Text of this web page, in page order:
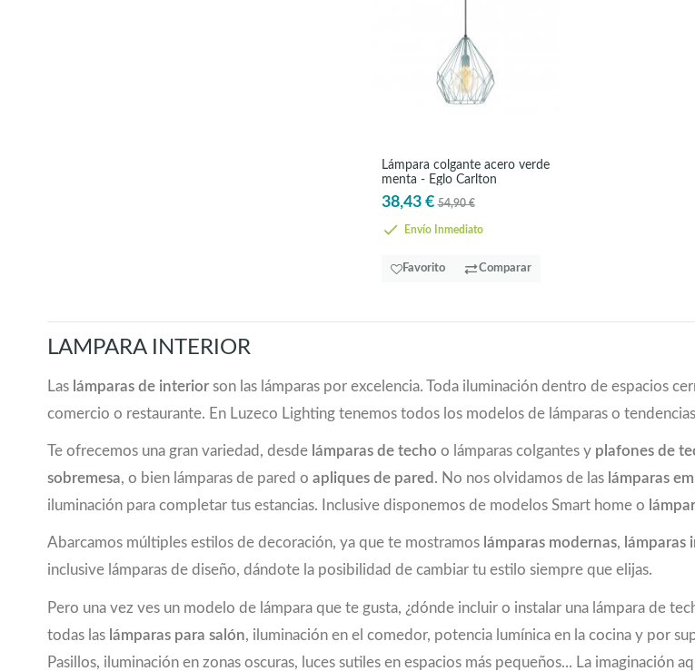
Lámpara colgante acero verde
menta - Eglo Carlton
38,43 € 54,90 €
Envío Inmediato
Favorito Comparar
marrón, negro(1)
marrón, oro
(2)
marrón-pátina, negro(2)
marrón antiguo (3)
marrón antiguo, beige
marrón oscuro(2)
menta(1)
negro
negro, cobre(10)
negro, marrón
LAMPARA INTERIOR
Las lámparas de interior son las lámparas por excelencia. Toda iluminación dentro de espacios
comercio o restaurante. En Luzeco Lighting tenemos todos los modelos de lámparas o
Te ofrecemos una gran variedad, desde lámparas de techo o lámparas colgantes y plafones de
sobremesa, o bien lámparas de pared o apliques de pared . No nos olvidamos de las lámparas
iluminación para completar tus estancias. Inclusive disponemos de modelos Smart home o
Abarcamos múltiples estilos de decoración, ya que te mostramos lámparas modernas, lámparas
inclusive lámparas de diseño, dándote la posibilidad de cambiar tu estilo siempre que elijas.
Pero una vez ves un modelo de lámpara que te gusta, ¿dónde incluir o instalar una lámpara de
todas las lámparas para salón, iluminación en el comedor, potencia lumínica en la cocina y por
Pasillos, iluminación en zonas oscuras, luces sutiles en espacios más pequeños... La